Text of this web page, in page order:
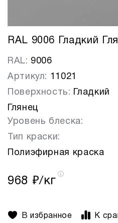
RAL 9006 Гладкий
RAL: 9006
Артикул: 11021
Поверхность: Гладкий
Глянец
Уровень блеска:
Тип краски:
Полиэфирная краска
968 ₽/кг
В избранное К